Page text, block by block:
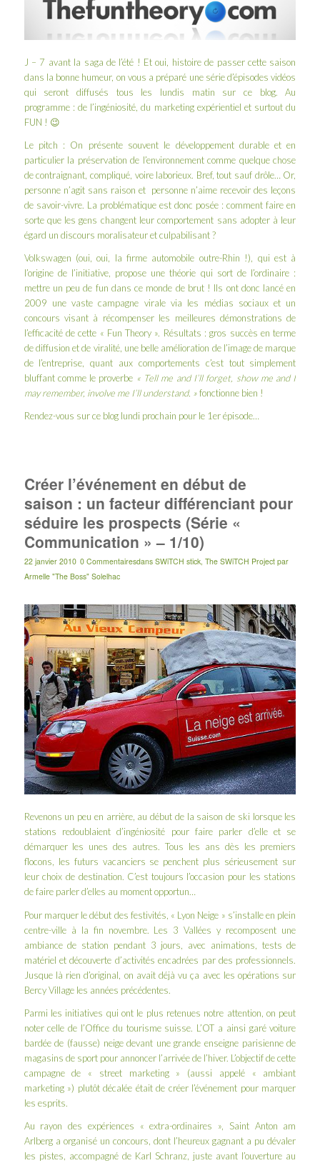
J – 7 avant la saga de l’été ! Et oui, histoire de passer cette saison
dans la bonne humeur, on vous a préparé une série d’épisodes vidéos
qui seront diffusés tous les lundis matin sur ce blog. Au
programme : de l’ingéniosité, du marketing expérientiel et surtout du
FUN ! 😉
Le pitch : On présente souvent le développement durable et en
particulier la préservation de l’environnement comme quelque chose
de contraignant, compliqué, voire laborieux. Bref, tout sauf drôle… Or,
personne n’agit sans raison et personne n’aime recevoir des leçons
de savoir-vivre. La problématique est donc posée : comment faire en
sorte que les gens changent leur comportement sans adopter à leur
égard un discours moralisateur et culpabilisant ?
Volkswagen (oui, oui, la firme automobile outre-Rhin !), qui est à
l’origine de l’initiative, propose une théorie qui sort de l’ordinaire :
mettre un peu de fun dans ce monde de brut ! Ils ont donc lancé en
2009 une vaste campagne virale via les médias sociaux et un
concours visant à récompenser les meilleures démonstrations de
l’efficacité de cette « Fun Theory ». Résultats : gros succès en terme
de diffusion et de viralité, une belle amélioration de l’image de marque
de l’entreprise, quant aux comportements c’est tout simplement
bluffant comme le proverbe « Tell me and I’ll forget, show me and I
may remember, involve me I’ll understand. »fonctionne bien !
Rendez-vous sur ce blog lundi prochain pour le 1er épisode…
Créer l’événement en début de
saison : un facteur différenciant pour
séduire les prospects (Série «
Communication » – 1/10)
22 janvier 2010 0 Commentairesdans SWiTCH stick, The SWiTCH Project par
Armelle "The Boss" Solelhac
Revenons un peu en arrière, au début de la saison de ski lorsque les
stations redoublaient d’ingéniosité pour faire parler d’elle et se
démarquer les unes des autres. Tous les ans dès les premiers
flocons, les futurs vacanciers se penchent plus sérieusement sur
leur choix de destination. C’est toujours l’occasion pour les stations
de faire parler d’elles au moment opportun…
Pour marquer le début des festivités, « Lyon Neige » s’installe en plein
centre-ville à la fin novembre. Les 3 Vallées y recomposent une
ambiance de station pendant 3 jours, avec animations, tests de
matériel et découverte d’activités encadrées par des professionnels.
Jusque là rien d’original, on avait déjà vu ça avec les opérations sur
Bercy Village les années précédentes.
Parmi les initiatives qui ont le plus retenues notre attention, on peut
noter celle de l’Office du tourisme suisse. L’OT a ainsi garé voiture
bardée de (fausse) neige devant une grande enseigne parisienne de
magasins de sport pour annoncer l’arrivée de l’hiver. L’objectif de cette
campagne de « street marketing » (aussi appelé « ambiant
marketing ») plutôt décalée était de créer l’événement pour marquer
les esprits.
Au rayon des expériences « extra-ordinaires », Saint Anton am
Arlberga organisé un concours, dont l’heureux gagnant a pu dévaler
les pistes, accompagné de Karl Schranz , juste avant l’ouverture au